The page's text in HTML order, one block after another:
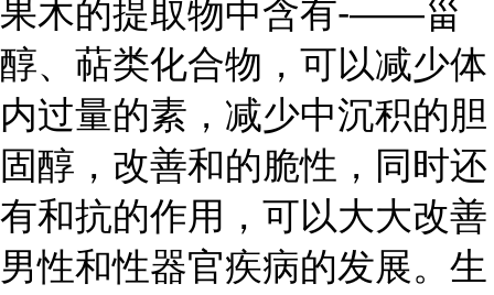
果木的提取物中含有-——甾
醇、萜类化合物，可以减少体
内过量的素，减少中沉积的胆
固醇，改善和的脆性，同时还
有和抗的作用，可以大大改善
男性和性器官疾病的发展。生